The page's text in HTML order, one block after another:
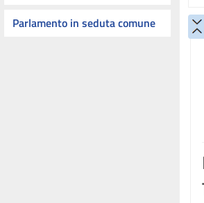
Parlamento in seduta comune